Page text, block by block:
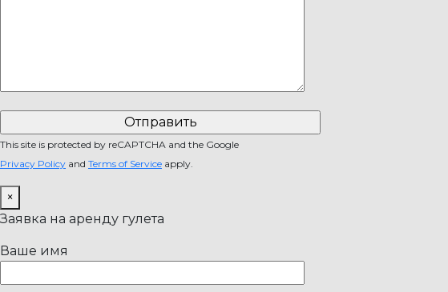
This site is protected by reCAPTCHA and the Google
Privacy Policy and Terms of Service apply.
×
Заявка на аренду гулета
Ваше имя